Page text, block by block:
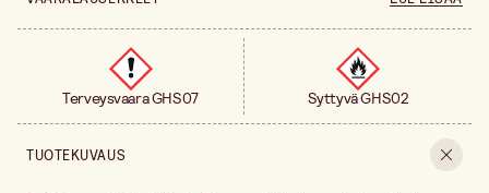
Terveysvaara GHS07 Syttyvä GHS02
TUOTEKUVAUS